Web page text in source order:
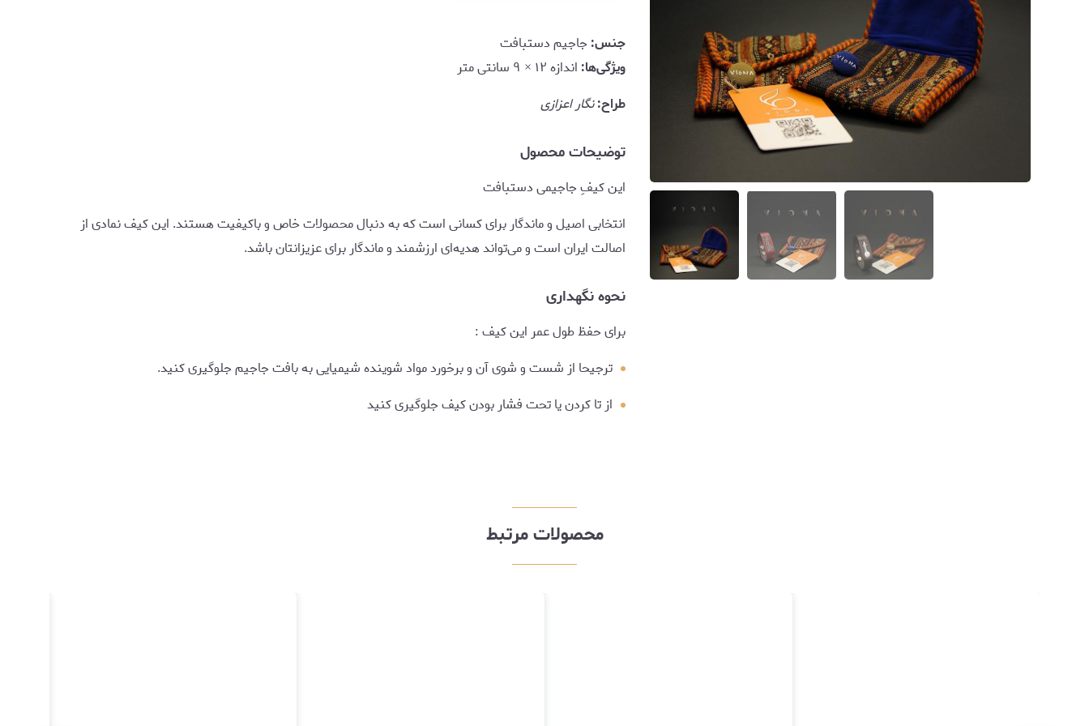
جنس: جاجیم دستبافت
ویژگی‌ها: اندازه ۱۲ × ۹ سانتی متر
طراح:نگار اعزازی
توضیحات محصول
این کیفِ جاجیمی دستبافت
انتخابی اصیل و ماندگار برای کسانی است که به دنبال محصولات خاص و باکیفیت هستند. این کیف نمادی از
اصالت ایران است و می‌تواند هدیه‌ای ارزشمند و ماندگار برای عزیزانتان باشد.
نحوه نگهداری
برای حفظ طول عمر این کیف :
ترجیحا از شست و شوی آن و برخورد مواد شوینده شیمیایی به بافت جاجیم جلوگیری کنید.
از تا کردن یا تحت فشار بودن کیف جلوگیری کنید
محصولات مرتبط